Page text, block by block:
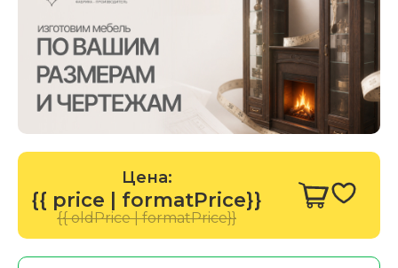
Цена:
{{ price | formatPrice}}
{{ oldPrice | formatPrice}}